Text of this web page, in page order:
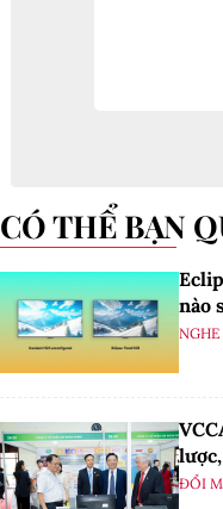
CÓ THỂ BẠN
nào
ĐỔI